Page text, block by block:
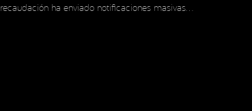
recaudación ha enviado notificaciones masivas